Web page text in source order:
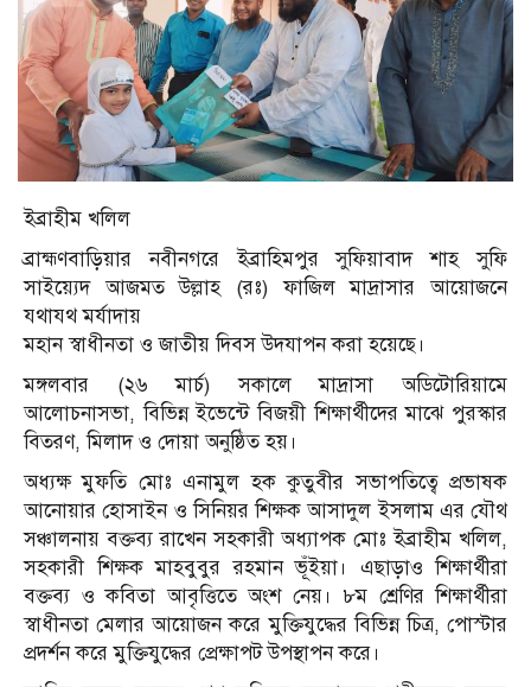
ইব্রাহীম খলিল
ব্রাহ্মণবাড়িয়ার নবীনগরে ইব্রাহিমপুর সুফিয়াবাদ শাহ সুফি
সাইয়্যেদ আজমত উল্লাহ (রঃ) ফাজিল মাদ্রাসার আয়োজনে
যথাযথ মর্যাদায়
মহান স্বাধীনতা ও জাতীয় দিবস উদযাপন করা হয়েছে।
মঙ্গলবার (২৬ মার্চ) সকালে মাদ্রাসা অডিটোরিয়ামে
আলোচনাসভা, বিভিন্ন ইভেন্টে বিজয়ী শিক্ষার্থীদের মাঝে পুরস্কার
বিতরণ, মিলাদ ও দোয়া অনুষ্ঠিত হয়।
অধ‍্যক্ষ মুফতি মোঃ এনামুল হক কুতুবীর সভাপতিত্বে প্রভাষক
আনোয়ার হোসাইন ও সিনিয়র শিক্ষক আসাদুল ইসলাম এর যৌথ
সঞ্চালনায় বক্তব্য রাখেন সহকারী অধ্যাপক মোঃ ইব্রাহীম খলিল,
সহকারী শিক্ষক মাহবুবুর রহমান ভূঁইয়া। এছাড়াও শিক্ষার্থীরা
বক্তব্য ও কবিতা আবৃত্তিতে অংশ নেয়। ৮ম শ্রেণির শিক্ষার্থীরা
স্বাধীনতা মেলার আয়োজন করে মুক্তিযুদ্ধের বিভিন্ন চিত্র, পোস্টার
প্রদর্শন করে মুক্তিযুদ্ধের প্রেক্ষাপট উপস্থাপন করে।